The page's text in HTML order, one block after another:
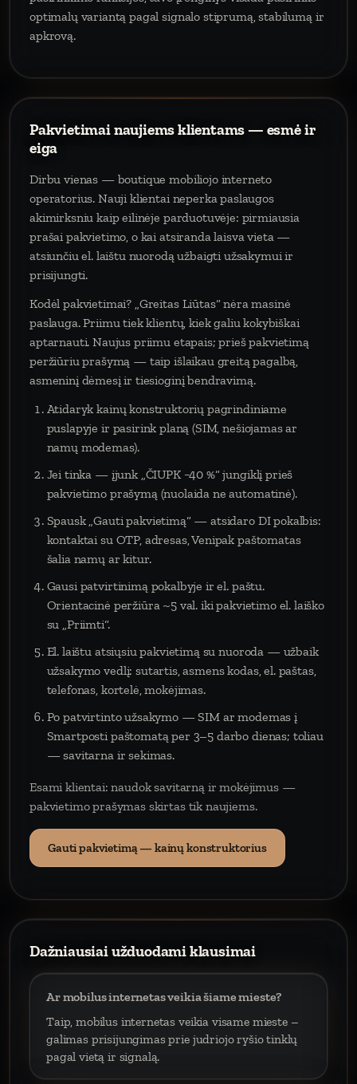
optimalų variantą pagal signalo stiprumą, stabilumą ir
apkrovą.
Pakvietimai naujiems klientams — esmė ir
eiga
Dirbu vienas — boutique mobiliojo interneto
operatorius. Nauji klientai neperka paslaugos
akimirksniu kaip eilinėje parduotuvėje: pirmiausia
prašai pakvietimo, o kai atsiranda laisva vieta —
atsiunčiu el. laištu nuorodą užbaigti užsakymui ir
prisijungti.
Kodėl pakvietimai? „Greitas Liūtas“ nėra masinė
paslauga. Priimu tiek klientų, kiek galiu kokybiškai
aptarnauti. Naujus priimu etapais; prieš pakvietimą
peržiūriu prašymą — taip išlaikau greitą pagalbą,
asmeninį dėmesį ir tiesioginį bendravimą.
Atidaryk kainų konstruktorių pagrindiniame
puslapyje ir pasirink planą (SIM, nešiojamas ar
namų modemas).
Jei tinka — įjunk „ČIUPK −40 %“ jungiklį prieš
pakvietimo prašymą (nuolaida ne automatinė).
Spausk „Gauti pakvietimą“ — atsidaro DI pokalbis:
kontaktai su OTP, adresas, Venipak paštomatas
šalia namų ar kitur.
Gausi patvirtinimą pokalbyje ir el. paštu.
Orientacinė peržiūra ~5 val. iki pakvietimo el. laiško
su „Priimti“.
El. laištu atsiųsiu pakvietimą su nuoroda — užbaik
užsakymo vedlį: sutartis, asmens kodas, el. paštas,
telefonas, kortelė, mokėjimas.
Po patvirtinto užsakymo — SIM ar modemas į
Smartposti paštomatą per 3–5 darbo dienas; toliau
— savitarna ir sekimas.
Esami klientai: naudok savitarną ir mokėjimus —
pakvietimo prašymas skirtas tik naujiems.
Gauti pakvietimą — kainų konstruktorius
Dažniausiai užduodami klausimai
Ar mobilus internetas veikia šiame mieste?
Taip, mobilus internetas veikia visame mieste –
galimas prisijungimas prie judriojo ryšio tinklų
pagal vietą ir signalą.